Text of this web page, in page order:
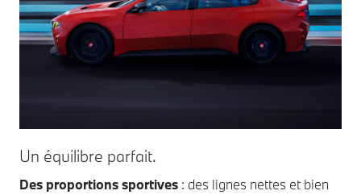
Un équilibre parfait.
Des proportions sportives : des lignes nettes et bien